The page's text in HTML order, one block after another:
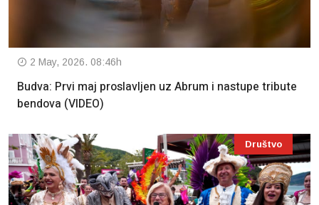
2 May, 2026. 08:46h
Budva: Prvi maj proslavljen uz Abrum i nastupe tribute
bendova (VIDEO)
Društvo